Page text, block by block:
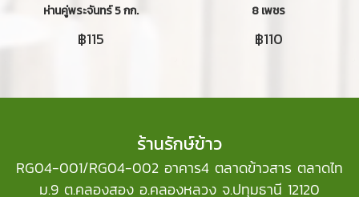
ห่านคู่พระจันทร์ 5 กก.
฿115
8 เพชร
฿110
ร้านรักษ์ข้าว
RG04-001/RG04-002 อาคาร4 ตลาดข้าวสาร ตลาดไท
ม.9 ต.คลองสอง อ.คลองหลวง จ.ปทุมธานี 12120